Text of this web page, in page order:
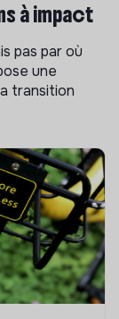
à impact
pas par où
une
transition